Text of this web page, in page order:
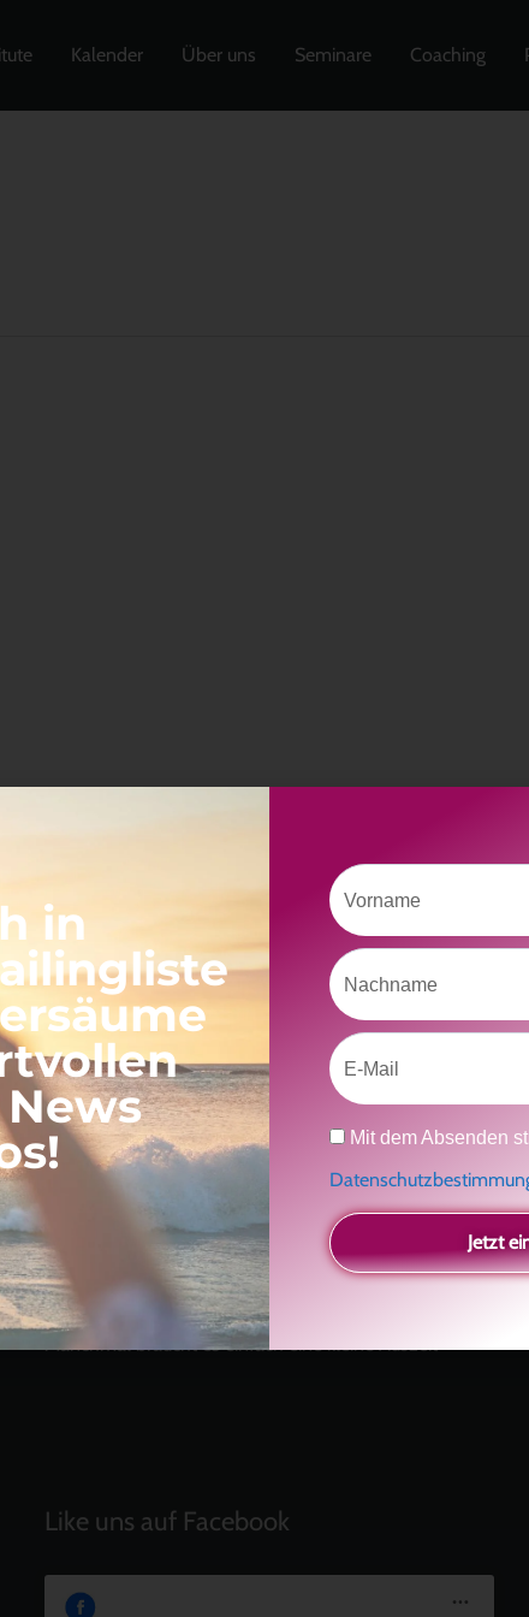
Kalender Über uns Seminare Coaching
Neueste Beiträge
Ein Geschenk für dich
und eine besondere
Radikal ehrlich
Der Teil von dir, der gesehen werden möchte
Vielleicht geht es gar nicht darum, noch mehr zu
verstehen
Manchmal braucht es einfach eine kleine Auszeit
Like uns auf Facebook
in
Vorname
Nachname
Email
Datenschutz
Mit dem Absenden
Jetzt